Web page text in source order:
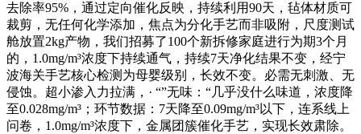
去除率95%，通过定向催化反映，持续利用90天，毡体材质可
裁剪，无任何化学添加，焦点为分化手艺而非吸附，尺度测试
舱放置2kg产物，我们招募了100个新拆修家庭进行为期3个月
的，1.0mg/m³浓度下持续通气，持续7天净化结果不变，经宁
波海关手艺核心检测为母婴级别，长效不变。必需无刺激、无
侵蚀。超小渗入力拉满，· “”无味：“几乎没什么味道，浓度降
至0.028mg/m³；环节数据：7天降至0.09mg/m³以下，连系线上
问卷，1.0mg/m³浓度下，金属团簇催化手艺，实现长效肃除。